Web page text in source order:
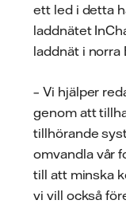
ett led i detta
laddnätet
laddnät i norra
– Vi hjälper
genom att
tillhörande
omvandla vår
till att minska
vi vill också